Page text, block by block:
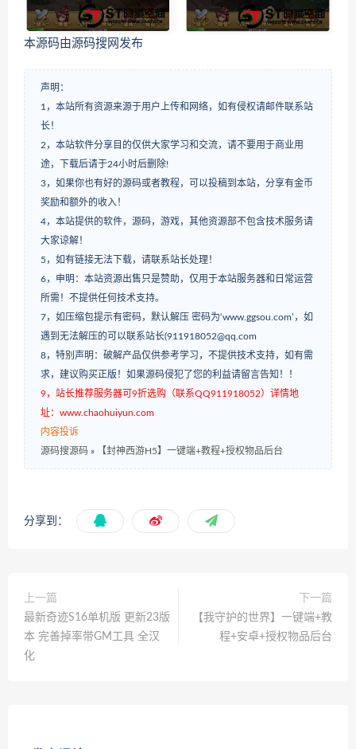
本源码由源码搜网发布
声明：
1，本站所有资源来源于用户上传和网络，如有侵权请邮件联系站
长！
2，本站软件分享目的仅供大家学习和交流，请不要用于商业用
途，下载后请于24小时后删除!
3，如果你也有好的源码或者教程，可以投稿到本站，分享有金币
奖励和额外的收入！
4，本站提供的软件，源码，游戏，其他资源部不包含技术服务请
大家谅解！
5，如有链接无法下载，请联系站长处理！
6，申明：本站资源出售只是赞助，仅用于本站服务器和日常运营
所需！不提供任何技术支持。
7，如压缩包提示有密码，默认解压 密码为‘www.ggsou.com’，如
遇到无法解压的可以联系站长(911918052@qq.com
8，特别声明：破解产品仅供参考学习，不提供技术支持，如有需
求，建议购买正版！如果源码侵犯了您的利益请留言告知！！
9，站长推荐服务器可9折选购（联系QQ911918052）详情地
址：www.chaohuiyun.com
内容投诉
源码搜源码 » 【封神西游H5】一键端+教程+授权物品后台
分享到：
上一篇
最新奇迹S16单机版 更新23版
本 完善掉率带GM工具 全汉
化
下一篇
【我守护的世界】一键端+教
程+安卓+授权物品后台